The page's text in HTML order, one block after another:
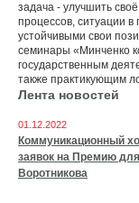
задача - улучшить
процессов, ситуации в
устойчивыми свои
семинары «Минченко
государственным
также практикующим
Лента новостей
01.12.2022
Коммуникационный
заявок на Премию
Воротникова